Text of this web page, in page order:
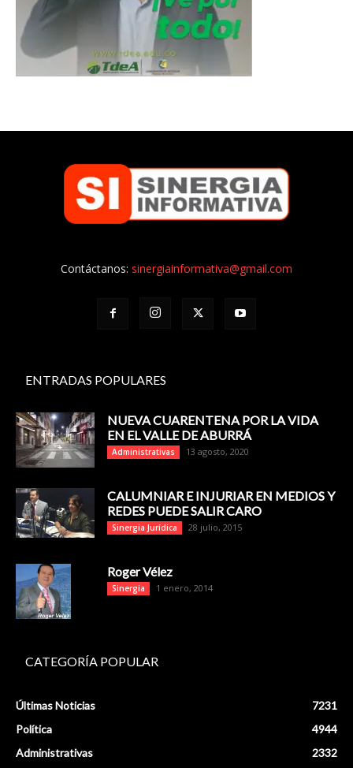
Contáctanos: sinergiainformativa@gmail.com
ENTRADAS POPULARES
NUEVA CUARENTENA POR LA VIDA
EN EL VALLE DE ABURRÁ
Administrativas 13 agosto, 2020
CALUMNIAR E INJURIAR EN MEDIOS Y
REDES PUEDE SALIR CARO
Sinergia Jurídica 28 julio, 2015
Roger Vélez
Sinergia 1 enero, 2014
CATEGORÍA POPULAR
Últimas Noticias
7231
Política
4944
Administrativas
2332